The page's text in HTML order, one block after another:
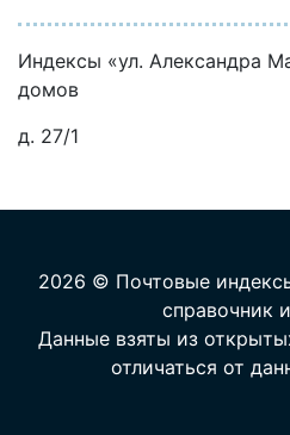
Индексы «ул. Александра
домов
д. 27/1
2026 © Почтовые
справочник
Данные взяты из
отличаться от